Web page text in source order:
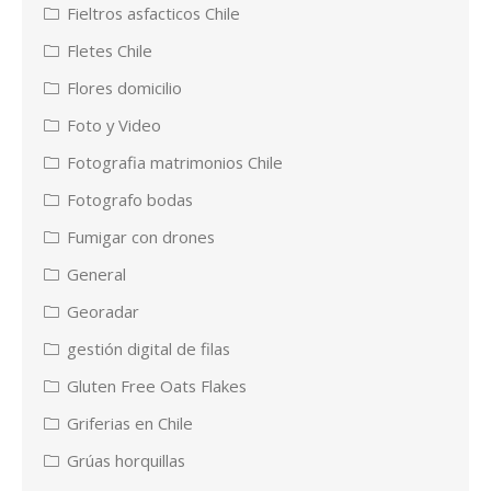
Fieltros asfacticos Chile
Fletes Chile
Flores domicilio
Foto y Video
Fotografia matrimonios Chile
Fotografo bodas
Fumigar con drones
General
Georadar
gestión digital de filas
Gluten Free Oats Flakes
Griferias en Chile
Grúas horquillas